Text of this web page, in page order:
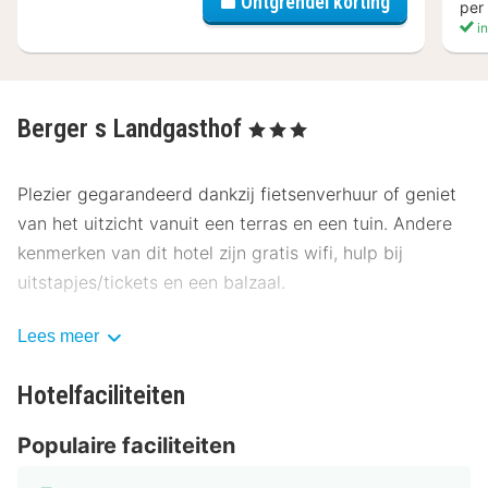
per
Berger s Landgasthof , 3 Sterren
Plezier gegarandeerd dankzij fietsenverhuur of geniet
van het uitzicht vanuit een terras en een tuin. Andere
kenmerken van dit hotel zijn gratis wifi, hulp bij
uitstapjes/tickets en een balzaal.
Gasten van Berger s Landgasthof kunnen genieten van
dag af met een drankje in een bar/lounge.
Hotelstars Union kent in Duitsland een officiële
sterrenclassificatie toe. Deze accommodatie heeft 3
Lees meer
Hotelfaciliteiten
Populaire faciliteiten